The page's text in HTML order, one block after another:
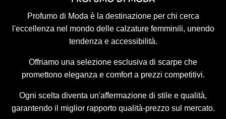
Profumo di Moda è la destinazione per chi cerca
l'eccellenza nel mondo delle calzature femminili, unendo
tendenza e accessibilità.
Offriamo una selezione esclusiva di scarpe che
promettono eleganza e comfort a prezzi competitivi.
Ogni scelta diventa un'affermazione di stile e qualità,
garantendo il miglior rapporto qualità-prezzo sul mercato.